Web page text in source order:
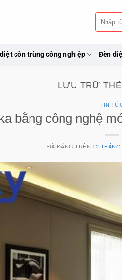
Tìm
kiếm:
côn trùng công nghiệp Đèn
LƯU TRỮ
TIN
bằng công nghệ
ĐÃ ĐĂNG TRÊN 12